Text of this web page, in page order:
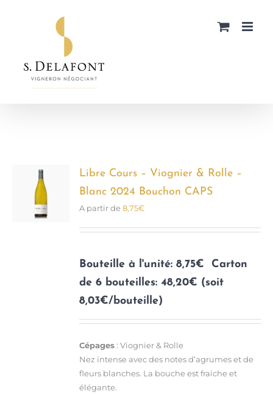
Libre Cours – Viognier & Rolle –
Blanc 2024 Bouchon CAPS
A partir de8,75€
Bouteille à l'unité: 8,75€
Carton
de 6 bouteilles: 48,20€ (soit
8,03€/bouteille)
Cépages : Viognier & Rolle
Nez intense avec des notes d’agrumes et de
fleurs blanches. La bouche est fraiche et
élégante.